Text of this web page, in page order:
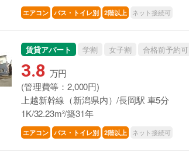
エアコン バス・トイレ別 2階以上 ネット接続可
賃貸アパート 学割 女子割 合格前予約可
3.8 万円
(管理費等：2,000円)
上越新幹線（新潟県内）/長岡駅 車5分
1K/32.23m²/築31年
エアコン バス・トイレ別 2階以上 ネット接続可